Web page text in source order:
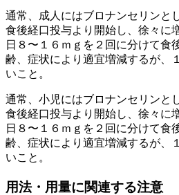
通常、成人にはブロナンセリンと
食後経口投与より開始し、徐々に
日８〜１６ｍｇを２回に分けて食
齢、症状により適宜増減するが、
いこと。
通常、小児にはブロナンセリンと
食後経口投与より開始し、徐々に
日８〜１６ｍｇを２回に分けて食
齢、症状により適宜増減するが、
いこと。
用法・用量に関連する注意